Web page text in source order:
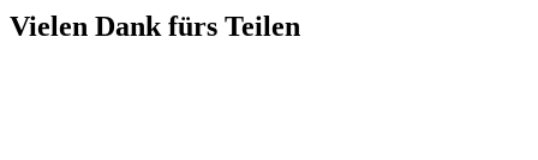
Vielen Dank fürs Teilen